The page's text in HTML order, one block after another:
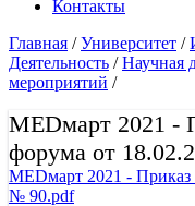
Контакты
Главная /Университет /
Деятельность /Научная
мероприятий /
MEDмарт 2021 -
форума от
MEDмарт 2021 - Приказ
№ 90.pdf